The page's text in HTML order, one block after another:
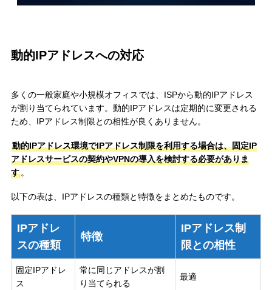
動的IPアドレスへの対応
多くの一般家庭や小規模オフィスでは、ISPから動的IPアドレス
が割り当てられています。動的IPアドレスは定期的に変更される
ため、IPアドレス制限との相性が良くありません。
動的IPアドレス環境でIPアドレス制限を利用する場合は、固定IP
アドレスサービスの契約やVPNの導入を検討する必要がありま
す。
以下の表は、IPアドレスの種類と特徴をまとめたものです。
IPアドレ
スの種類
特徴
IPアドレス制
限との相性
固定IPアドレ
ス
常に同じアドレスが割
り当てられる
最適